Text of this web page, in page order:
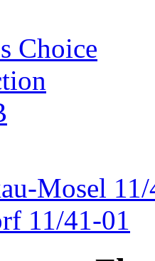
Choice
Mosel
11/41-01